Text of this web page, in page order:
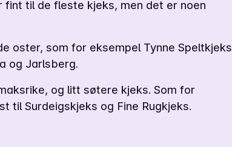
til de fleste kjeks, men det er noen
oster, som for eksempel Tynne Speltkjeks
og Jarlsberg.
og litt søtere kjeks. Som for
til Surdeigskjeks og Fine Rugkjeks.